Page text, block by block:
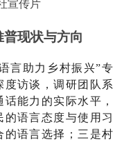
宣传片
现状与方向
言助力乡村振兴”专
度访谈，调研团队系
能力的实际水平，
语言态度与使用习
的语言选择；三是村